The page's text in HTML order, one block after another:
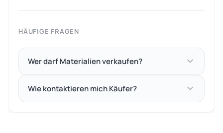
HÄUFIGE FRAGEN
Wer darf Materialien verkaufen?
Wie kontaktieren mich Käufer?